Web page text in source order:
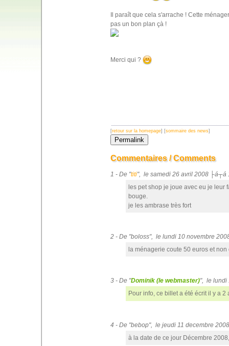
Il paraît que cela s'arrache ! Cette
pas un bon plan çà !
Merci qui ?
[retour sur la homepage] [sommaire des news]
Commentaires / Comments
1 - De "titi", le samedi 26 avril 2008 ├á┬á
les pet shop je joue avec eu je leur
bouge.
je les ambrase très fort
2 - De "boloss", le lundi 10 novembre
la ménagerie coute 50 euros et non
3 - De "Dominik (le webmaster)", le lundi
Pour info, ce billet a été écrit il y a 2
4 - De "bebop", le jeudi 11 decembre
à la date de ce jour Décembre